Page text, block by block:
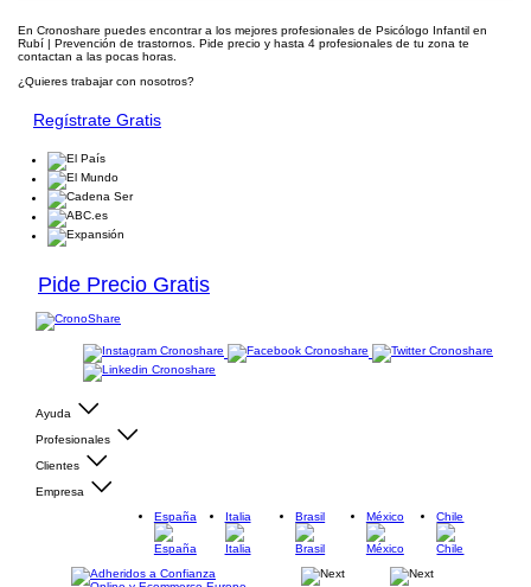
En Cronoshare puedes encontrar a los mejores profesionales de Psicólogo Infantil en
Rubí | Prevención de trastornos. Pide precio y hasta 4 profesionales de tu zona te
contactan a las pocas horas.
¿Quieres trabajar con nosotros?
Regístrate Gratis
Pide Precio Gratis
Ayuda
Profesionales
Clientes
Empresa
España
Italia Brasil México Chile